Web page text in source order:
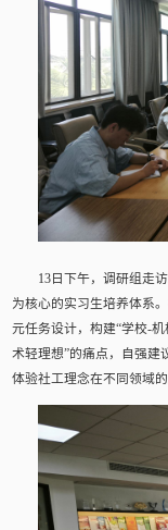
13日下午，调研组走
为核心的实习生培养体系
元任务设计，构建“学校-
术轻理想”的痛点，自强建
体验社工理念在不同领域